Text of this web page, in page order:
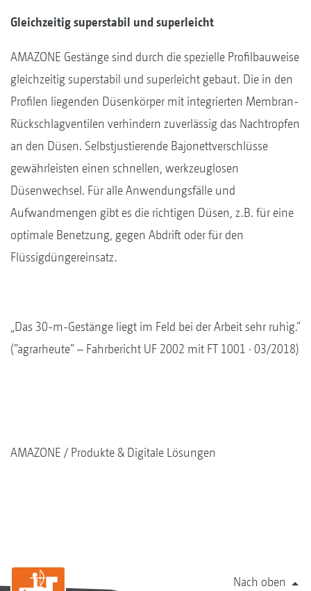
Gleichzeitig superstabil und superleicht
AMAZONE Gestänge sind durch die spezielle Profilbauweise
gleichzeitig superstabil und superleicht gebaut. Die in den
Profilen liegenden Düsenkörper mit integrierten Membran-
Rückschlagventilen verhindern zuverlässig das Nachtropfen
an den Düsen. Selbstjustierende Bajonettverschlüsse
gewährleisten einen schnellen, werkzeuglosen
Düsenwechsel. Für alle Anwendungsfälle und
Aufwandmengen gibt es die richtigen Düsen, z.B. für eine
optimale Benetzung, gegen Abdrift oder für den
Flüssigdüngereinsatz.
„Das 30-m-Gestänge liegt im Feld bei der Arbeit sehr ruhig.“
(”agrarheute” – Fahrbericht UF 2002 mit FT 1001 · 03/2018)
AMAZONE Produkte & Digitale Lösungen
Nach oben